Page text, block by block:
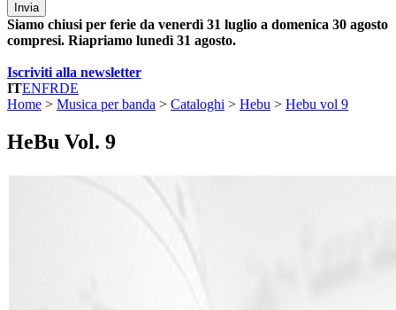
Invia
Siamo chiusi per ferie da venerdì 31 luglio a domenica 30 agosto
compresi. Riapriamo lunedì 31 agosto.
Iscriviti alla newsletter
ITENFRDE
Home > Musica per banda > Cataloghi > Hebu > Hebu vol 9
HeBu Vol. 9